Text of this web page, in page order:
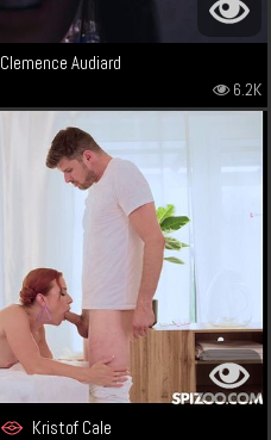
Clemence Audiard
6.2K
Kristof Cale